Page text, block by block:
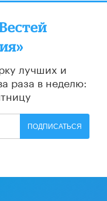
лучших и
раза в неделю:
ПОДПИСАТЬСЯ